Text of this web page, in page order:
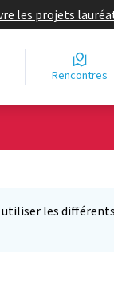
les projets
Rencontres
les